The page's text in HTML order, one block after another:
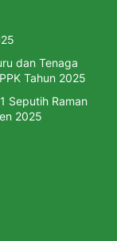
dan Tenaga
Tahun 2025
Seputih Raman
2025